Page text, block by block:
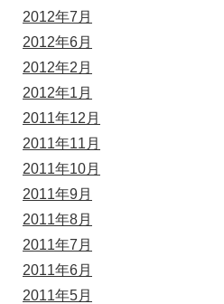
2012年7月
2012年6月
2012年2月
2012年1月
2011年12月
2011年11月
2011年10月
2011年9月
2011年8月
2011年7月
2011年6月
2011年5月